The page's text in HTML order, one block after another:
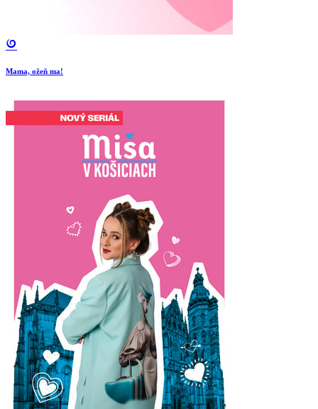
Mama, ožeň ma!